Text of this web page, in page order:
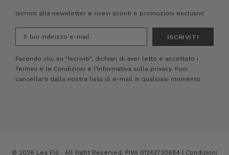
Iscriviti alla newsletter e ricevi sconti e promozioni esclusivi!
Facendo clic su "Iscriviti", dichiari di aver letto e accettato i
Termini e le Condizioni e l'Informativa sulla privacy. Puoi
cancellarti dalla nostra lista di e-mail in qualsiasi momento
© 2026 Lea Flò . All Right Reserved. PIVA 01243730684 | Condizioni